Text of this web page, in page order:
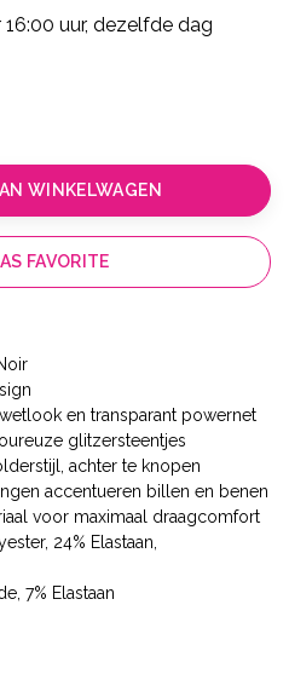
uur, dezelfde dag
WINKELWAGEN
FAVORITE
en transparant powernet
glitzersteentjes
achter te knopen
accentueren billen en benen
voor maximaal draagcomfort
24% Elastaan,
7% Elastaan